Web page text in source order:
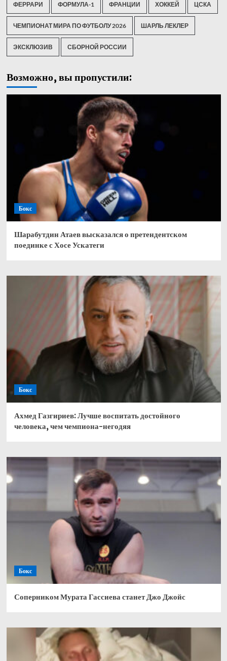
ФЕРРАРИ ФОРМУЛА-1 ФРАНЦИИ ХОККЕЙ ЦСКА
ЧЕМПИОНАТ МИРА ПО ФУТБОЛУ 2026 ШАРЛЬ ЛЕКЛЕР
ЭКСКЛЮЗИВ СБОРНОЙ РОССИИ
Возможно, вы пропустили:
Бокс
Шарабутдин Атаев высказался о претендентском
поединке с Хосе Ускатеги
Бокс
Ахмед Газгириев: Лучше воспитать достойного
человека, чем чемпиона-негодяя
Бокс
Соперником Мурата Гассиева станет Джо Джойс